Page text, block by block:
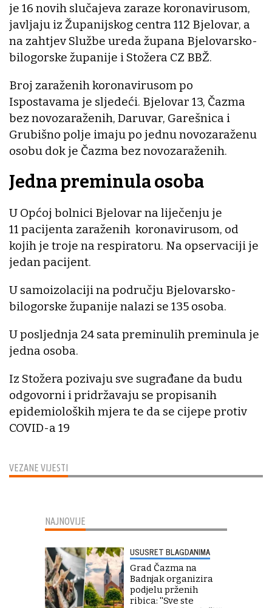
VEZANE VIJESTI
je 16 novih slučajeva zaraze koronavirusom,
javljaju iz Županijskog centra 112 Bjelovar, a
na zahtjev Službe ureda župana Bjelovarsko-
bilogorske županije i Stožera CZ BBŽ.
Broj zaraženih koronavirusom po
Ispostavama je sljedeći. Bjelovar 13, Čazma
bez novozaraženih, Daruvar, Garešnica i
Grubišno polje imaju po jednu novozaraženu
osobu dok je Čazma bez novozaraženih.
Jedna preminula osoba
U Općoj bolnici Bjelovar na liječenju je
11 pacijenta zaraženih koronavirusom, od
kojih je troje na respiratoru. Na opservaciji je
jedan pacijent.
U samoizolaciji na području Bjelovarsko-
bilogorske županije nalazi se 135 osoba.
U posljednja 24 sata preminulih preminula je
jedna osoba.
Iz Stožera pozivaju sve sugrađane da budu
odgovorni i pridržavaju se propisanih
epidemioloških mjera te da se cijepe protiv
COVID-a 19
NAJNOVIJE
USUSRET BLAGDANIMA
Grad Čazma na
Badnjak organizira
podjelu prženih
ribica: ''Sve ste